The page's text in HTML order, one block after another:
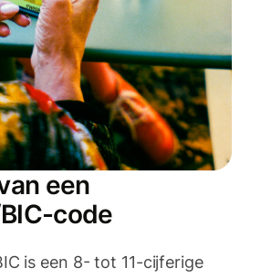
een
code
is een 8- tot 11-cijferige